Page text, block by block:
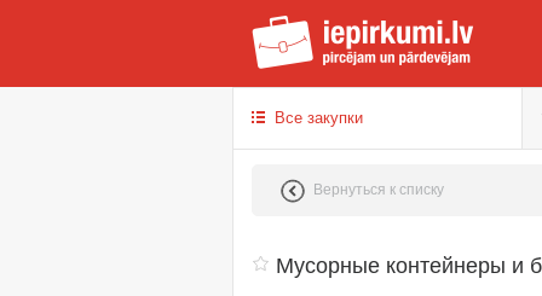
Все закупки
Вернуться к списку
Мусорные контейнеры и